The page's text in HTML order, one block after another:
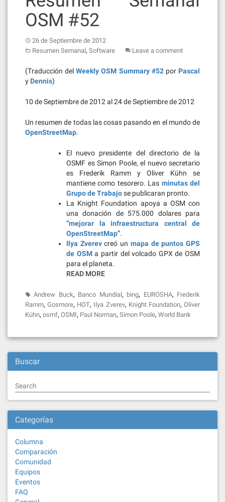
OSM #52
26 de Septiembre de 2012
Resumen Semanal, Software Leave a comment
(Traducción delWeekly OSM Summary #52por Pascal
y Dennis)
10 de Septiembre de 2012 al 24 de Septiembre de 2012
Un resumen de todas las cosas pasando en el mundo de
OpenStreetMap.
El nuevo presidente del directorio de la
OSMF es Simon Poole, el nuevo secretario
es Frederik Ramm y Oliver Kühn se
mantiene como tesorero. Las minutas del
Grupo de Trabajose publicaran pronto.
La Knight Foundation apoya a OSM con
una donación de 575.000 dolares para
“mejorar la infraestructura central de
OpenStreetMap”.
Ilya Zverevcreó un mapa de puntos GPS
de OSMa partir del volcado GPX de OSM
para el planeta.
READ MORE
Andrew Buck, Banco Mundial, bing, EUROSHA, Frederik
Ramm,Gosmore, HOT, Ilya Zverev, Knight Foundation,Oliver
Kühn, osmf, OSMI, Paul Norman, Simon Poole, World Bank
Buscar
Search
Categorías
Columna
Comparación
Comunidad
Equipos
Eventos
FAQ